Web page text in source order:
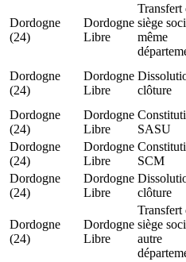
Dordogne
(24)
Dordogne
Libre
Transfert
siège
même
Dordogne
(24)
Dordogne
Libre
clôture
Dordogne
(24)
Dordogne
Libre
SASU
Dordogne
(24)
Dordogne
Libre
SCM
Dordogne
(24)
Dordogne
Libre
clôture
Dordogne
(24)
Dordogne
Libre
Transfert
siège
autre